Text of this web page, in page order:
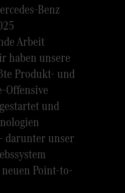
Benz
Arbeit
haben unsere
Produkt- und
Offensive
und
darunter unser
neuen Point-to-